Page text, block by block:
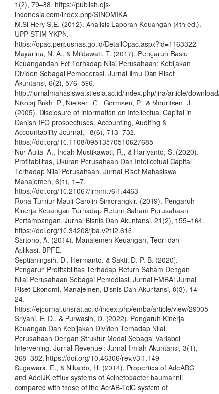
1(2), 79–88. https://publish.ojs-
indonesia.com/index.php/SINOMIKA
M.Si Hery S.E. (2012). Analisis Laporan Keuangan (4th ed.).
UPP STIM YKPN.
https://opac.perpusnas.go.id/DetailOpac.aspx?id=1163322
Mayarina, N. A., & Mildawati, T. (2017). Pengaruh Rasio
Keuangandan Fcf Terhadap Nilai Perusahaan: Kebijakan
Dividen Sebagai Pemoderasi. Jurnal Ilmu Dan Riset
Akuntansi, 6(2), 576–596.
http://jurnalmahasiswa.stiesia.ac.id/index.php/jira/article/
Nikolaj Bukh, P., Nielsen, C., Gormsen, P., & Mouritsen, J.
(2005). Disclosure of information on Intellectual Capital in
Danish IPO prospectuses. Accounting, Auditing &
Accountability Journal, 18(6), 713–732.
https://doi.org/10.1108/09513570510627685
Nur Aulia, A., Indah Mustikawati, R., & Hariyanto, S. (2020).
Profitabilitas, Ukuran Perusahaan Dan Intellectual Capital
Terhadap Nilai Perusahaan. Jurnal Riset Mahasiswa
Manajemen, 6(1), 1–7.
https://doi.org/10.21067/jrmm.v6i1.4463
Rona Tumiur Mauli Carolin Simorangkir. (2019). Pengaruh
Kinerja Keuangan Terhadap Return Saham Perusahaan
Pertambangan. Jurnal Bisnis Dan Akuntansi, 21(2), 155–164.
https://doi.org/10.34208/jba.v21i2.616
Sartono, A. (2014). Manajemen Keuangan, Teori dan
Aplikasi. BPFE.
Septianingsih, D., Hermanto, & Sakti, D. P. B. (2020).
Pengaruh Profitabilitas Terhadap Return Saham Dengan
Nilai Perusahaan Sebagai Pemediasi. Jurnal EMBA: Jurnal
Riset Ekonomi, Manajemen, Bisnis Dan Akuntansi, 8(3), 14–
24.
https://ejournal.unsrat.ac.id/index.php/emba/article/view/29005
Sriyani, E. D., & Purwasih, D. (2022). Pengaruh Kinerja
Keuangan Dan Kebijakan Dividen Terhadap Nilai
Perusahaan Dengan Struktur Modal Sebagai Variabel
Intervening. Jurnal Revenue : Jurnal Ilmiah Akuntansi, 3(1),
368–382. https://doi.org/10.46306/rev.v3i1.149
Sugawara, E., & Nikaido, H. (2014). Properties of AdeABC
and AdeIJK efflux systems of Acinetobacter baumannii
compared with those of the AcrAB-TolC system of